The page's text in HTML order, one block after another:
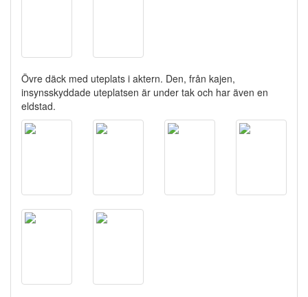
Övre däck med uteplats i aktern. Den, från kajen,
insynsskyddade uteplatsen är under tak och har även en
eldstad.